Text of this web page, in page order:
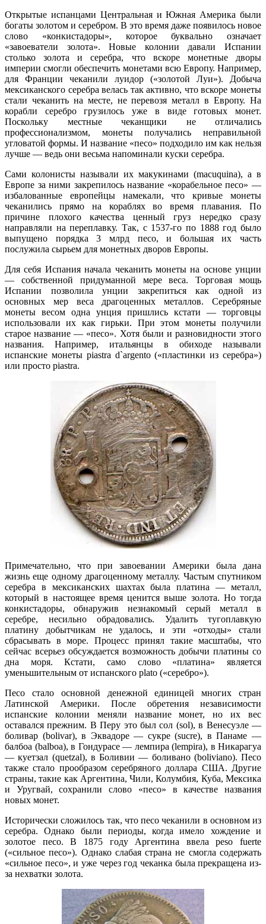
Открытые испанцами Центральная и Южная Америка были
богаты золотом и серебром. В это время даже появилось новое
слово «конкистадоры», которое буквально означает
«завоеватели золота». Новые колонии давали Испании
столько золота и серебра, что вскоре монетные дворы
империи смогли обеспечить монетами всю Европу. Например,
для Франции чеканили луидор («золотой Луи»). Добыча
мексиканского серебра велась так активно, что вскоре монеты
стали чеканить на месте, не перевозя металл в Европу. На
корабли серебро грузилось уже в виде готовых монет.
Поскольку местные чеканщики не отличались
профессионализмом, монеты получались неправильной
угловатой формы. И название «песо» подходило им как нельзя
лучше — ведь они весьма напоминали куски серебра.
Сами колонисты называли их макукинами (macuquina), а в
Европе за ними закрепилось название «корабельное песо» —
избалованные европейцы намекали, что кривые монеты
чеканились прямо на кораблях во время плавания. По
причине плохого качества ценный груз нередко сразу
направляли на переплавку. Так, с 1537-го по 1888 год было
выпущено порядка 3 млрд песо, и большая их часть
послужила сырьем для монетных дворов Европы.
Для себя Испания начала чеканить монеты на основе унции
— собственной придуманной мере веса. Торговая мощь
Испании позволила унции закрепиться как одной из
основных мер веса драгоценных металлов. Серебряные
монеты весом одна унция пришлись кстати — торговцы
использовали их как гирьки. При этом монеты получили
старое название — «песо». Хотя были и разновидности этого
названия. Например, итальянцы в обиходе называли
испанские монеты piastra d`argento («пластинки из серебра»)
или просто piastra.
Примечательно, что при завоевании Америки была дана
жизнь еще одному драгоценному металлу. Частым спутником
серебра в мексиканских шахтах была платина — металл,
который в настоящее время ценится выше золота. Но тогда
конкистадоры, обнаружив незнакомый серый металл в
серебре, несильно обрадовались. Удалить тугоплавкую
платину добытчикам не удалось, и эти «отходы» стали
сбрасывать в море. Процесс принял такие масштабы, что
сейчас всерьез обсуждается возможность добычи платины со
дна моря. Кстати, само слово «платина» является
уменьшительным от испанского plato («серебро»).
Песо стало основной денежной единицей многих стран
Латинской Америки. После обретения независимости
испанские колонии меняли название монет, но их вес
оставался прежним. В Перу это был сол (sol), в Венесуэле —
боливар (bolivar), в Эквадоре — сукре (sucre), в Панаме —
балбоа (balboa), в Гондурасе — лемпира (lempira), в Никарагуа
— куетзал (quetzal), в Боливии — боливано (boliviano). Песо
также стало прообразом серебряного доллара США. Другие
страны, такие как Аргентина, Чили, Колумбия, Куба, Мексика
и Уругвай, сохранили слово «песо» в качестве названия
новых монет.
Исторически сложилось так, что песо чеканили в основном из
серебра. Однако были периоды, когда имело хождение и
золотое песо. В 1875 году Аргентина ввела peso fuerte
(«сильное песо»). Однако слабая страна не смогла содержать
«сильное песо», и уже через год чеканка была прекращена из-
за нехватки золота.